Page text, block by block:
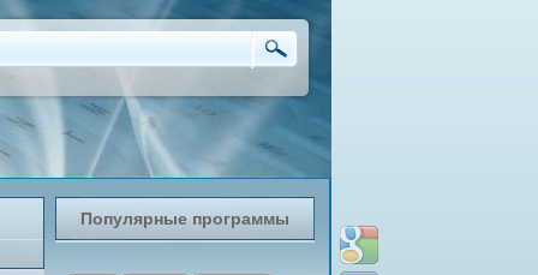
Популярные программы